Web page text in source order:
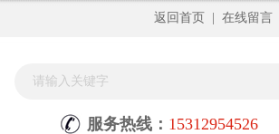
返回首页 在线留言
服务热线： 15312954526